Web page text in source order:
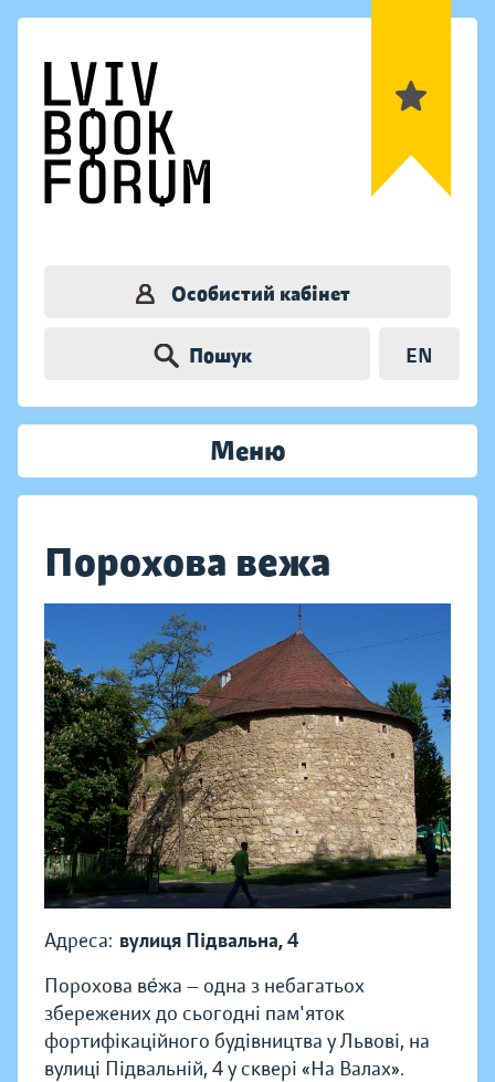
Особистий кабінет
Пошук EN
Меню
Порохова вежа
Адреса: вулиця Підвальна, 4
Порохова ве́жа — одна з небагатьох
збережених до сьогодні пам'яток
фортифікаційного будівництва у Львові, на
вулиці Підвальній, 4 у сквері «На Валах».